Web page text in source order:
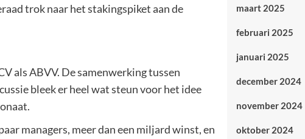
trok naar het stakingspiket aan de
als ABVV. De samenwerking tussen
bleek er heel wat steun voor het idee
managers, meer dan een miljard winst, en
maart 2025
februari 2025
januari 2025
december 2024
november 2024
oktober 2024